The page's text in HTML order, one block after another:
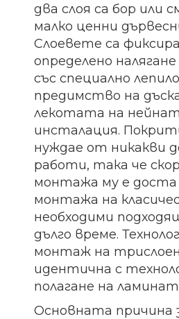
два слоя са бор или
малко ценни
Слоевете са
определено налягане
със специално
предимство на
лекотата на
инсталация.
нуждае от никакви
работи, така че
монтажа му е доста
монтажа на
необходими
дълго време.
монтаж на
идентична с
полагане на
Основната причина